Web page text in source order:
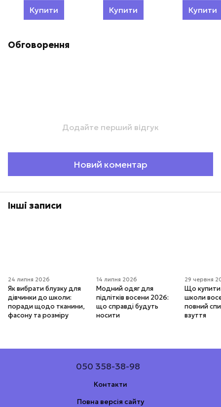
Купити Купити Купити
Обговорення
Додайте перший відгук
Новий коментар
Інші записи
24 липня 2026
Як вибрати блузку для
дівчинки до школи:
поради щодо тканини,
фасону та розміру
14 липня 2026
Модний одяг для
підлітків восени 2026:
що справді будуть
носити
29 червня
Що купити
школи
повний
взуття
050 358-38-98
Контакти
Повна версія сайту